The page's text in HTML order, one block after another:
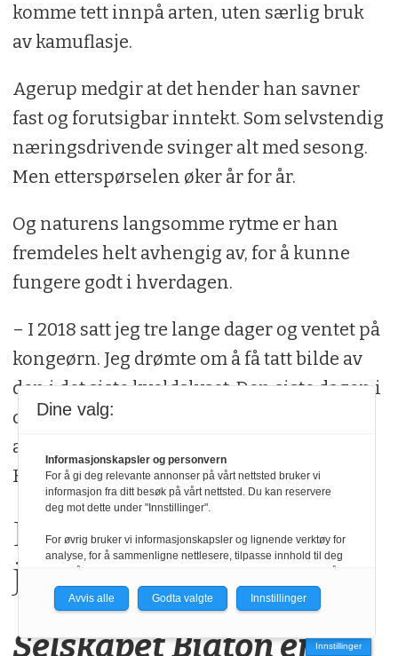
komme tett innpå arten, uten særlig bruk
av kamuflasje.
Agerup medgir at det hender han savner
fast og forutsigbar inntekt. Som selvstendig
næringsdrivende svinger alt med sesong.
Men etterspørselen øker år for år.
Og naturens langsomme rytme er han
fremdeles helt avhengig av, for å kunne
fungere godt i hverdagen.
– I 2018 satt jeg tre lange dager og ventet på
kongeørn. Jeg drømte om å få tatt bilde av
den i det siste kveldslyset. Den siste dagen i
det siste kveldslyset kom kongeørna –
akkurat som i drømmen, smiler Even
Hønsen Agerup.
Nettportal for guidet
jakt og fiske
Selskapet Biaton er Innstillinger
Dine valg:
Informasjonskapsler og personvern
For å gi deg relevante annonser på vårt nettsted bruker vi
informasjon fra ditt besøk på vårt nettsted. Du kan reservere
deg mot dette under "Innstillinger".
For øvrig bruker vi informasjonskapsler og lignende verktøy for
analyse, for å sammenligne nettlesere, tilpasse innhold til deg
personvernerklæring.
du få relevante annonser på nettstedene til medlemmene i
nettverket basert på informasjon fra dine besøk på tvers av
Avvis alle Godta valgte Innstillinger